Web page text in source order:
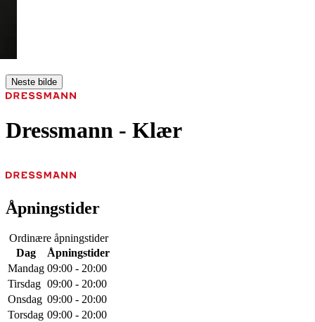
Neste bilde
Dressmann - Klær
Åpningstider
Ordinære åpningstider
Dag
Åpningstider
Mandag 09:00 - 20:00
Tirsdag 09:00 - 20:00
Onsdag 09:00 - 20:00
Torsdag 09:00 - 20:00